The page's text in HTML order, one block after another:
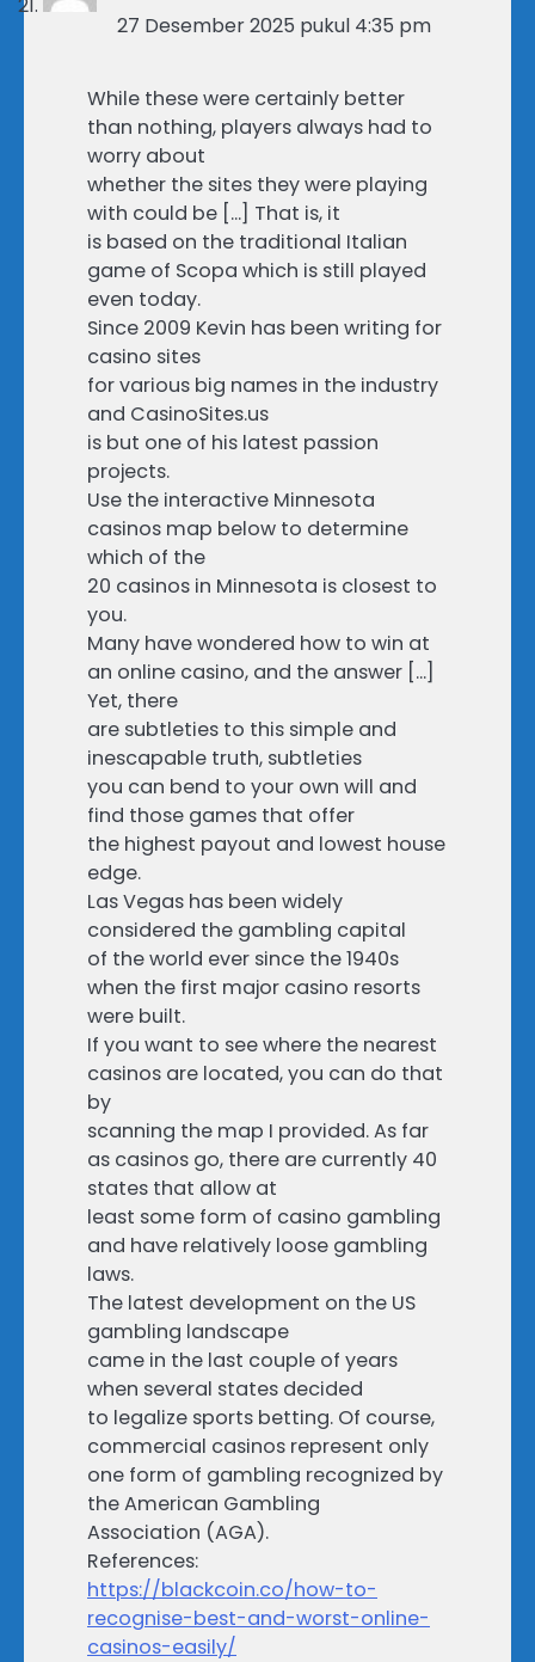
27 Desember 2025 pukul 4:35 pm
While these were certainly better
than nothing, players always had to
worry about
whether the sites they were playing
with could be […] That is, it
is based on the traditional Italian
game of Scopa which is still played
even today.
Since 2009 Kevin has been writing for
casino sites
for various big names in the industry
and CasinoSites.us
is but one of his latest passion
projects.
Use the interactive Minnesota
casinos map below to determine
which of the
20 casinos in Minnesota is closest to
you.
Many have wondered how to win at
an online casino, and the answer […]
Yet, there
are subtleties to this simple and
inescapable truth, subtleties
you can bend to your own will and
find those games that offer
the highest payout and lowest house
edge.
Las Vegas has been widely
considered the gambling capital
of the world ever since the 1940s
when the first major casino resorts
were built.
If you want to see where the nearest
casinos are located, you can do that
by
scanning the map I provided. As far
as casinos go, there are currently 40
states that allow at
least some form of casino gambling
and have relatively loose gambling
laws.
The latest development on the US
gambling landscape
came in the last couple of years
when several states decided
to legalize sports betting. Of course,
commercial casinos represent only
one form of gambling recognized by
the American Gambling
Association (AGA).
References:
https://blackcoin.co/how-to-
recognise-best-and-worst-online-
casinos-easily/